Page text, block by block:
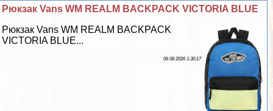
Рюкзак Vans WM REALM BACKPACK VICTORIA BLUE
Рюкзак Vans WM REALM BACKPACK
VICTORIA BLUE...
06 08 2026 1:30:17